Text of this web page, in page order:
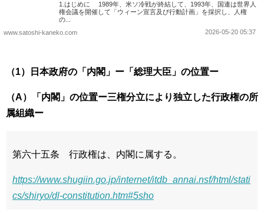
1.はじめに 1989年、米ソ冷戦が終結して、1993年、国連は世界人
権会議を開催して「ウィーン宣言及び行動計画」を採択し、人権
の...
www.satoshi-kaneko.com
2026-05-20 05:37
（1）日本政府の「内閣」ー「総理大臣」の位置ー
（A）「内閣」の位置ー三権分立により独立した行政権の所
属組織ー
第六十五条 行政権は、内閣に属する。
https://www.shugiin.go.jp/internet/itdb_annai.nsf/html/stati
cs/shiryo/dl-constitution.htm#5sho